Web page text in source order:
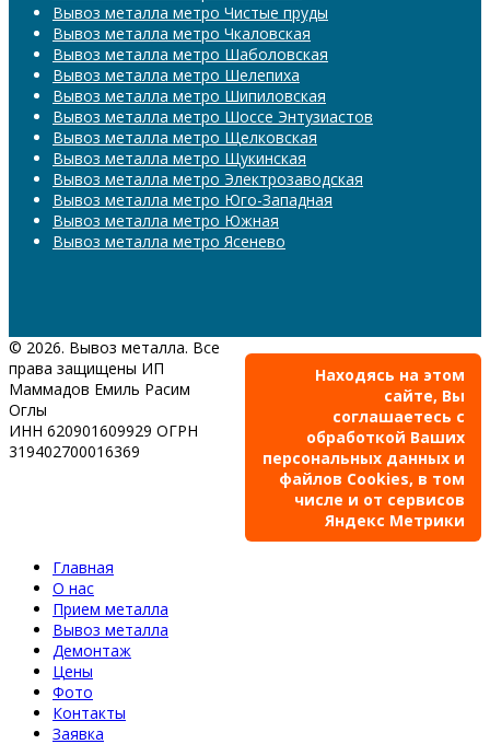
Вывоз металла метро Чистые пруды
Вывоз металла метро Чкаловская
Вывоз металла метро Шаболовская
Вывоз металла метро Шелепиха
Вывоз металла метро Шипиловская
Вывоз металла метро Шоссе Энтузиастов
Вывоз металла метро Щелковская
Вывоз металла метро Щукинская
Вывоз металла метро Электрозаводская
Вывоз металла метро Юго-Западная
Вывоз металла метро Южная
Вывоз металла метро Ясенево
© 2026. Вывоз металла. Все
права защищены ИП
Маммадов Емиль Расим
Оглы
ИНН 620901609929 ОГРН
319402700016369
Находясь на этом
сайте, Вы
соглашаетесь с
обработкой Ваших
персональных данных и
файлов Cookies, в том
числе и от сервисов
Яндекс Метрики
Главная
О нас
Прием металла
Вывоз металла
Демонтаж
Цены
Фото
Контакты
Заявка